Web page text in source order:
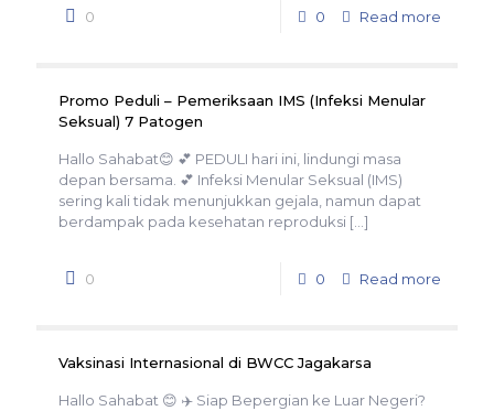
0 0 Read more
Promo Peduli – Pemeriksaan IMS (Infeksi Menular
Seksual) 7 Patogen
Hallo Sahabat😊 💕 PEDULI hari ini, lindungi masa
depan bersama. 💕 Infeksi Menular Seksual (IMS)
sering kali tidak menunjukkan gejala, namun dapat
berdampak pada kesehatan reproduksi […]
0 0 Read more
Vaksinasi Internasional di BWCC Jagakarsa
Hallo Sahabat 😊 ✈️ Siap Bepergian ke Luar Negeri?